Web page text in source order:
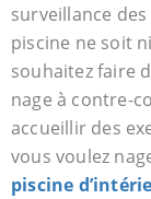
surveillance
piscine ne soit
souhaitez faire
nage à contre-
accueillir des
vous voulez
piscine